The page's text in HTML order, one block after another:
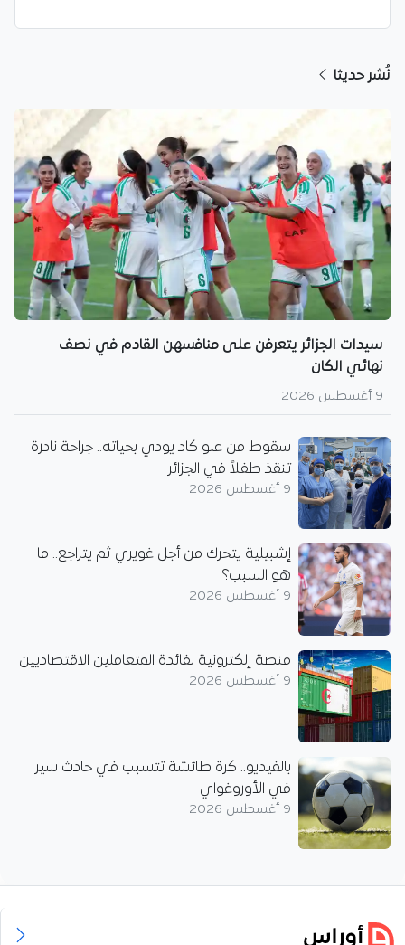
نُشر حديثا
سيدات الجزائر يتعرفن على منافسهن القادم في نصف
نهائي الكان
9 أغسطس 2026
سقوط من علو كاد يودي بحياته.. جراحة نادرة
تنقذ طفلاً في الجزائر
9 أغسطس 2026
إشبيلية يتحرك من أجل غويري ثم يتراجع.. ما
هو السبب؟
9 أغسطس 2026
منصة إلكترونية لفائدة المتعاملين الاقتصاديين
9 أغسطس 2026
بالفيديو.. كرة طائشة تتسبب في حادث سير
في الأوروغواي
9 أغسطس 2026